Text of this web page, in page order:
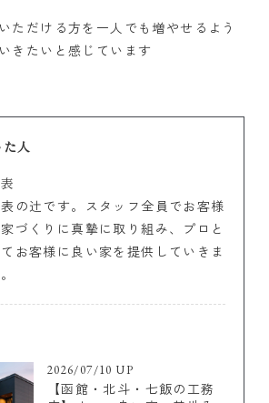
ただける方を一人でも増やせるよう
きたいと感じています
人
の辻です。スタッフ全員でお客様
づくりに真摯に取り組み、プロと
てお客様に良い家を提供していきま
2026/07/10 UP
【函館・北斗・七飯の工務